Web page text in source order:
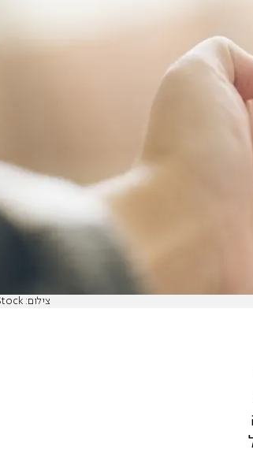
צילום: iStock